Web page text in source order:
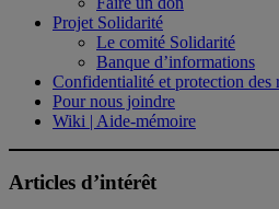
Projet Solidarité
Le comité Solidarité
Banque d’informations
Confidentialité et protection des
Pour nous joindre
Wiki | Aide-mémoire
Articles d’intérêt